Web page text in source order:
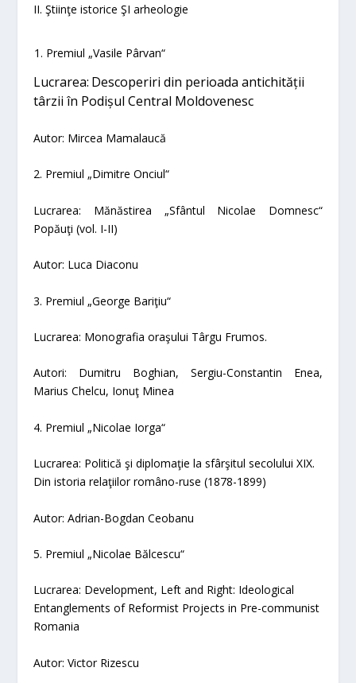
II.Ştiinţe istorice ŞIarheologie
Premiul „Vasile Pârvan“
Lucrarea: Descoperiri din perioada antichității
târzii în Podișul Central Moldovenesc
Autor: Mircea Mamalaucă
2. Premiul „Dimitre Onciul“
Lucrarea: Mănăstirea „Sfântul Nicolae Domnesc“
Popăuţi(vol. I-II)
Autor: Luca Diaconu
3. Premiul „George Bariţiu“
Lucrarea: Monografia oraşului Târgu Frumos.
Autori: Dumitru Boghian, Sergiu-Constantin Enea,
Marius Chelcu, Ionuţ Minea
4. Premiul „Nicolae Iorga“
Lucrarea: Politică şi diplomaţie la sfârşitul secolului XIX.
Din istoria relaţiilor româno-ruse (1878-1899)
Autor: Adrian-Bogdan Ceobanu
5. Premiul „Nicolae Bălcescu“
Lucrarea: Development, Left and Right: Ideological
Entanglements of Reformist Projects in Pre-communist
Romania
Autor: Victor Rizescu